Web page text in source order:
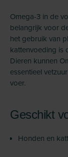
Omega-3 in de
belangrijk voor
het gebruik van
kattenvoeding is
Dieren kunnen
essentieel
voer.
Geschikt
Honden en